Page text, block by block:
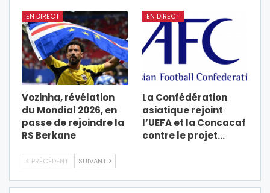
EN DIRECT
Vozinha, révélation
du Mondial 2026, en
passe de rejoindre la
RS Berkane
EN DIRECT
La Confédération
asiatique rejoint
l’UEFA et la Concacaf
contre le projet…
PRÉCÉDENT SUIVANT